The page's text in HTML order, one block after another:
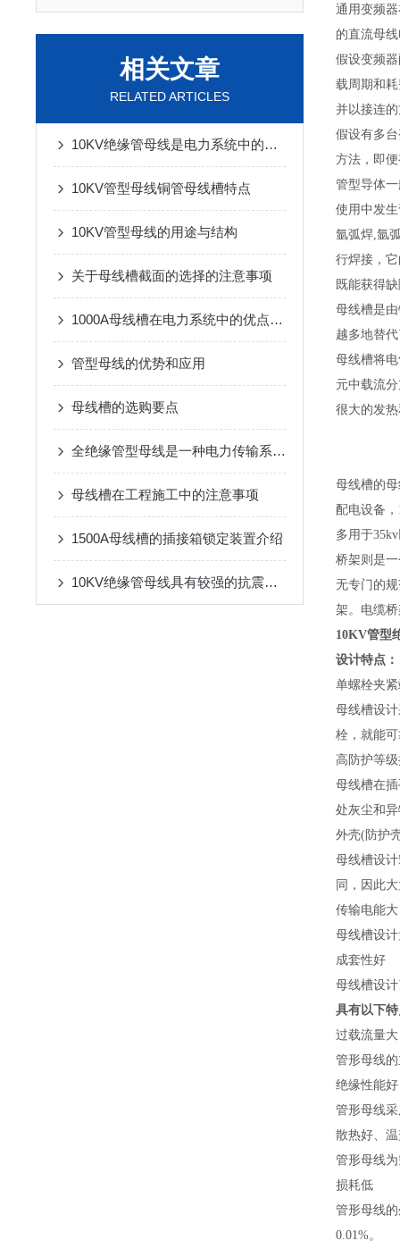
相关文章
RELATED ARTICLES
10KV绝缘管母线是电力系统中的重要组成部分
10KV管型母线铜管母线槽特点
10KV管型母线的用途与结构
关于母线槽截面的选择的注意事项
1000A母线槽在电力系统中的优点是什么
管型母线的优势和应用
母线槽的选购要点
全绝缘管型母线是一种电力传输系统中常用的导电元件
母线槽在工程施工中的注意事项
1500A母线槽的插接箱锁定装置介绍
10KV绝缘管母线具有较强的抗震能力，且安装简单
通用变频
的直流母
假设变频
载周期和
并以接连
假设有多
方法，即
管型导体
使用中发
氩弧焊,氩
行焊接，
既能获得
母线槽是
越多地替
母线槽将
元中载流
很大的发
母线槽的
配电设备
多用于
桥架则是
无专门的
架。电缆
10KV管型
设计特点：
单螺栓夹
母线槽设
栓，就能
高防护等
母线槽在
处灰尘和
外壳(防护
母线槽设
同，因此
传输电能大
母线槽设
成套性好
母线槽设
具有以下
过载流量大
管形母线
绝缘性能好
管形母线
散热好、
管形母线
损耗低
管形母线
0.01%。